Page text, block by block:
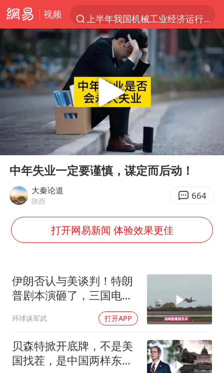
视频
汪峰阻止14岁女儿买大牌
朱雨玲晋级WTT横滨冠军赛女单八强
美国将对多晶硅衍生品加征15%关税
陕西省委书记赶赴柞水县杏坪镇
泰国校园枪击案死亡人数升至7人
27岁女子组织卖淫集团被悬赏通缉
公司“上四休三”但要降薪1000元
男子杀人后逃进深山21年活得像野人
“中国蔬菜之乡”最高温达41.8℃
985博士后被曝在妻子孕期出轨后续
如何把百年大党建设得更加坚强有力？
Play
00:00 11:23
中年失业一定要谨慎，谋定而后动！
大秦论道
陕西 664
打开网易新闻 体验效果更佳
伊朗否认与美谈判！特朗
普剧本演砸了，三国电话
环球谈军武 打开APP
贝森特掀开底牌，不是美
国找茬，是中国两样东